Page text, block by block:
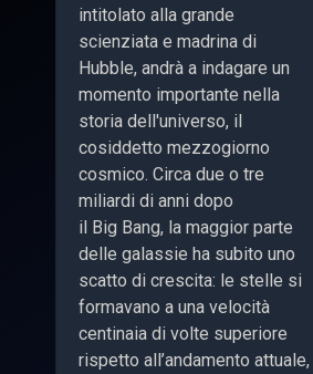
intitolato alla grande
scienziata e madrina di
Hubble, andrà a indagare un
momento importante nella
storia dell'universo, il
cosiddetto mezzogiorno
cosmico. Circa due o tre
miliardi di anni dopo
il Big Bang, la maggior parte
delle galassie ha subito uno
scatto di crescita: le stelle si
formavano a una velocità
centinaia di volte superiore
rispetto all’andamento attuale,